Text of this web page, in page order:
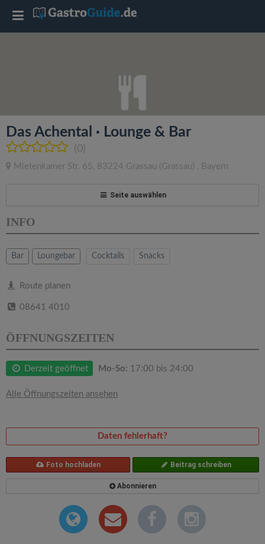
Das Achental · Lounge & Bar
(0)
Mietenkamer Str. 65 , 83224 Grassau (Grassau) , Bayern
Seite auswählen
INFO
Bar Loungebar Cocktails Snacks
Route planen
08641 4010
ÖFFNUNGSZEITEN
Derzeit geöffnet Mo-So: 17:00 bis 24:00
Alle Öffnungszeiten ansehen
Daten fehlerhaft?
Foto hochladen Beitrag schreiben
Abonnieren
T
l
e
a
v
a
t